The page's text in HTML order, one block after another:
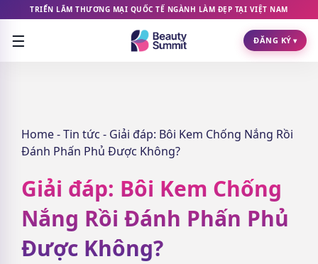
TRIỂN LÃM THƯƠNG MẠI QUỐC TẾ NGÀNH LÀM ĐẸP TẠI VIỆT NAM
☰ ĐĂNG KÝ ▾
Home-Tin tức - Giải đáp: Bôi Kem Chống Nắng Rồi
Đánh Phấn Phủ Được Không?
Giải đáp: Bôi Kem Chống
Nắng Rồi Đánh Phấn Phủ
Được Không?